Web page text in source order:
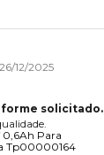
26/12/2025
solicitado.
Para
Tp00000164